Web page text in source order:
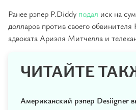
Ранее рэпер P.Diddy подал иск на
долларов против своего
адвоката Ариэля Митчелла и
ЧИТАЙТЕ
Американский рэпер Desiigner